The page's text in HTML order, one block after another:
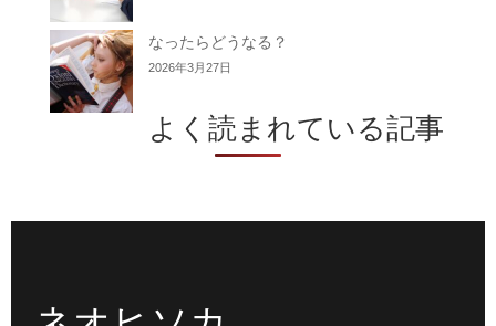
なったらどうなる？
2026年3月27日
よく読まれている記事